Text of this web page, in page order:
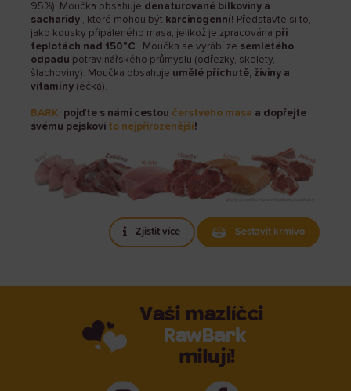
95%). Moučka obsahuje denaturované bílkoviny a
sacharidy , které mohou být karcinogenní! Představte si to,
jako kousky připáleného masa, jelikož je zpracována při
teplotách nad 150°C . Moučka se vyrábí ze semletého
odpadu potravinářského průmyslu (odřezky, skelety,
šlachoviny). Moučka obsahuje umělé příchutě, živiny a
vitamíny (éčka).
BARK: pojďte s námi cestou čerstvého masa a dopřejte
svému pejskovi to nejpřirozenější!
Zjistit více Sestavit krmivo
Vaši mazlíčci
RawBark
milují!